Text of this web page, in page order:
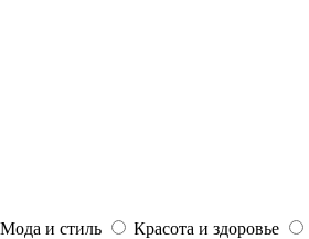
Мода и стиль Красота и здоровье